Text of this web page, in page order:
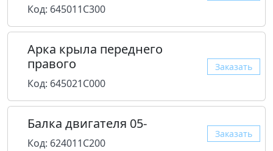
Код: 645011C300
Арка крыла переднего
правого
Код: 645021C000
Заказать
Балка двигателя 05-
Код: 624011C200
Заказать